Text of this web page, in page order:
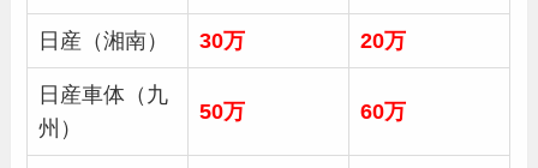
日産（湘南） 30万 20万
日産車体（九
州）
50万 60万